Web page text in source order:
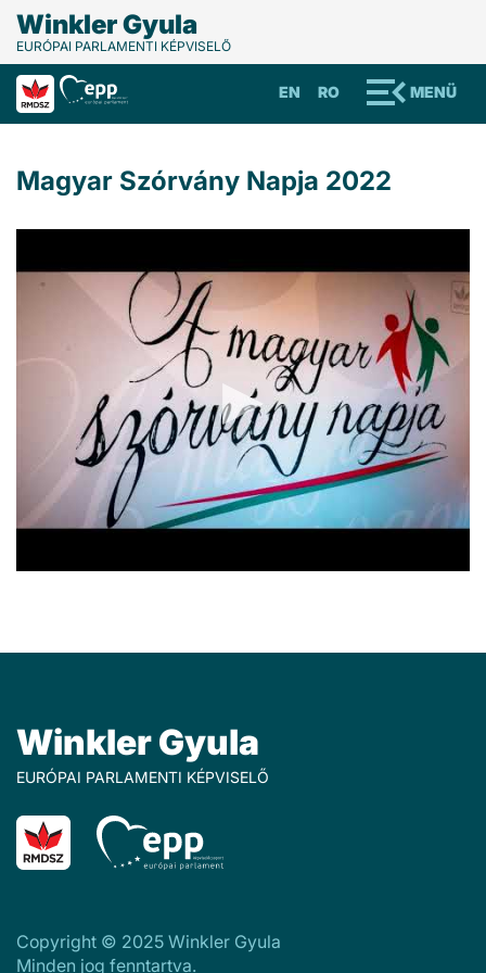
Winkler Gyula
EURÓPAI PARLAMENTI KÉPVISELŐ
MENÜ
RO
EN
Magyar Szórvány Napja 2022
Winkler Gyula
EURÓPAI PARLAMENTI KÉPVISELŐ
Copyright © 2025 Winkler Gyula
Minden jog fenntartva.